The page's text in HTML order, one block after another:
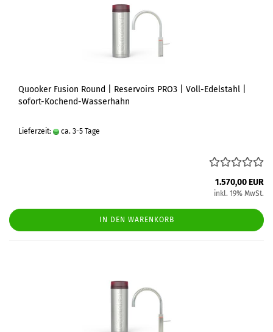
Quooker Fusion Round | Reservoirs PRO3 | Voll-Edelstahl |
sofort-Kochend-Wasserhahn
Lieferzeit: ca. 3-5 Tage
1.570,00 EUR
inkl. 19% MwSt.
IN DEN WARENKORB